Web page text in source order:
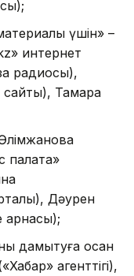
үшін» –
интернет
радиосы),
сайты), Тамара
палата»
Дәурен
арнасы);
дамытуға қосқан
агенттігі),